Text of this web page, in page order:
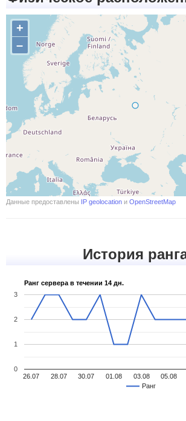
+
–
Данные предоставлены IP geolocation и OpenStreetMap
История
Ранг сервера в течении 14 дн.
Ранг
26.07 28.07 30.07 01.08 03.08 05.08
0
1
2
3